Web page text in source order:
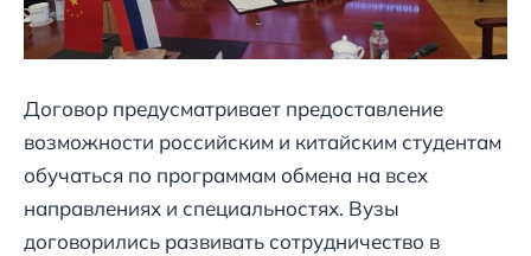
Договор предусматривает предоставление
возможности российским и китайским студентам
обучаться по программам обмена на всех
направлениях и специальностях. Вузы
договорились развивать сотрудничество в